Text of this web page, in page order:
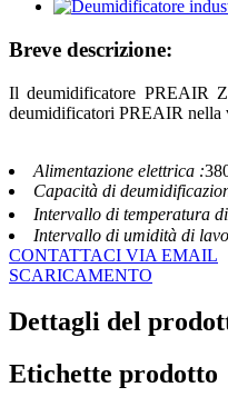
Breve descrizione:
Il deumidificatore PREAIR
deumidificatori PREAIR nella
Alimentazione elettrica :
Capacità di
Intervallo di temperatura
Intervallo di umidità di
CONTATTACI VIA EMAIL
SCARICAMENTO
Dettagli del
Etichette prodotto